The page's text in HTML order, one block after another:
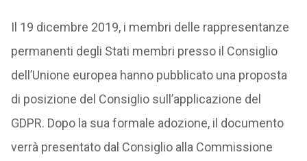
Il 19 dicembre 2019, i membri delle rappresentanze
permanenti degli Stati membri presso il Consiglio
dell’Unione europea hanno pubblicato una proposta
di posizione del Consiglio sull’applicazione del
GDPR. Dopo la sua formale adozione, il documento
verrà presentato dal Consiglio alla Commissione